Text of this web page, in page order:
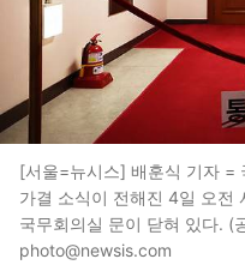
[서울=뉴시스] 배훈식 기자 =
가결 소식이 전해진 4일 오전
국무회의실 문이 닫혀 있다. (
photo@newsis.com